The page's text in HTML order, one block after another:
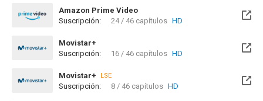
Amazon Prime Video
Suscripción:
24 / 46 capítulos HD
Movistar+
Disponible hasta el Vie, 18 Jun 2027 (Quedan 10 meses)
Suscripción: 16 / 46 capítulos HD
Movistar+
LSE
Disponible hasta el Vie, 18 Jun 2027 (Quedan 10 meses)
Suscripción: 8 / 46 capítulos HD